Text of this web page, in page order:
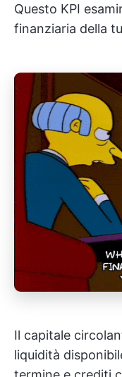
Questo KPI
finanziaria della
Il capitale
liquidità